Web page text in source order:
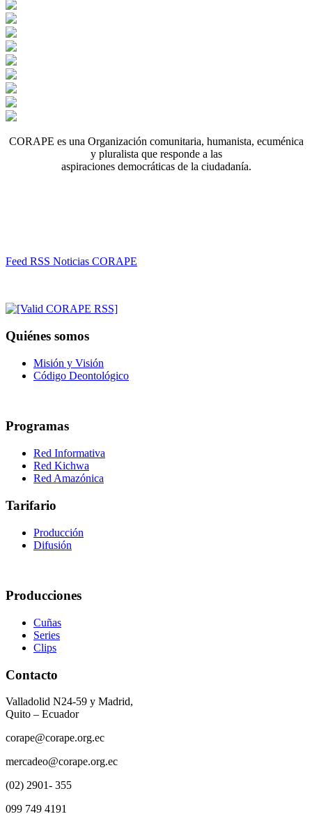
CORAPE es una Organización comunitaria, humanista, ecuménica
y pluralista que responde a las
aspiraciones democráticas de la ciudadanía.
Feed RSS Noticias CORAPE
Quiénes somos
Misión y Visión
Código Deontológico
Programas
Red Informativa
Red Kichwa
Red Amazónica
Tarifario
Producción
Difusión
Producciones
Cuñas
Series
Clips
Contacto
Valladolid N24-59 y Madrid,
Quito – Ecuador
corape@corape.org.ec
mercadeo@corape.org.ec
(02) 2901- 355
099 749 4191